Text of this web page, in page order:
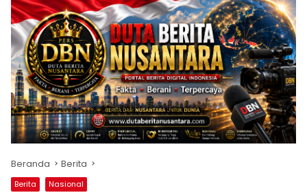
Beranda Berita
Berita Nasional